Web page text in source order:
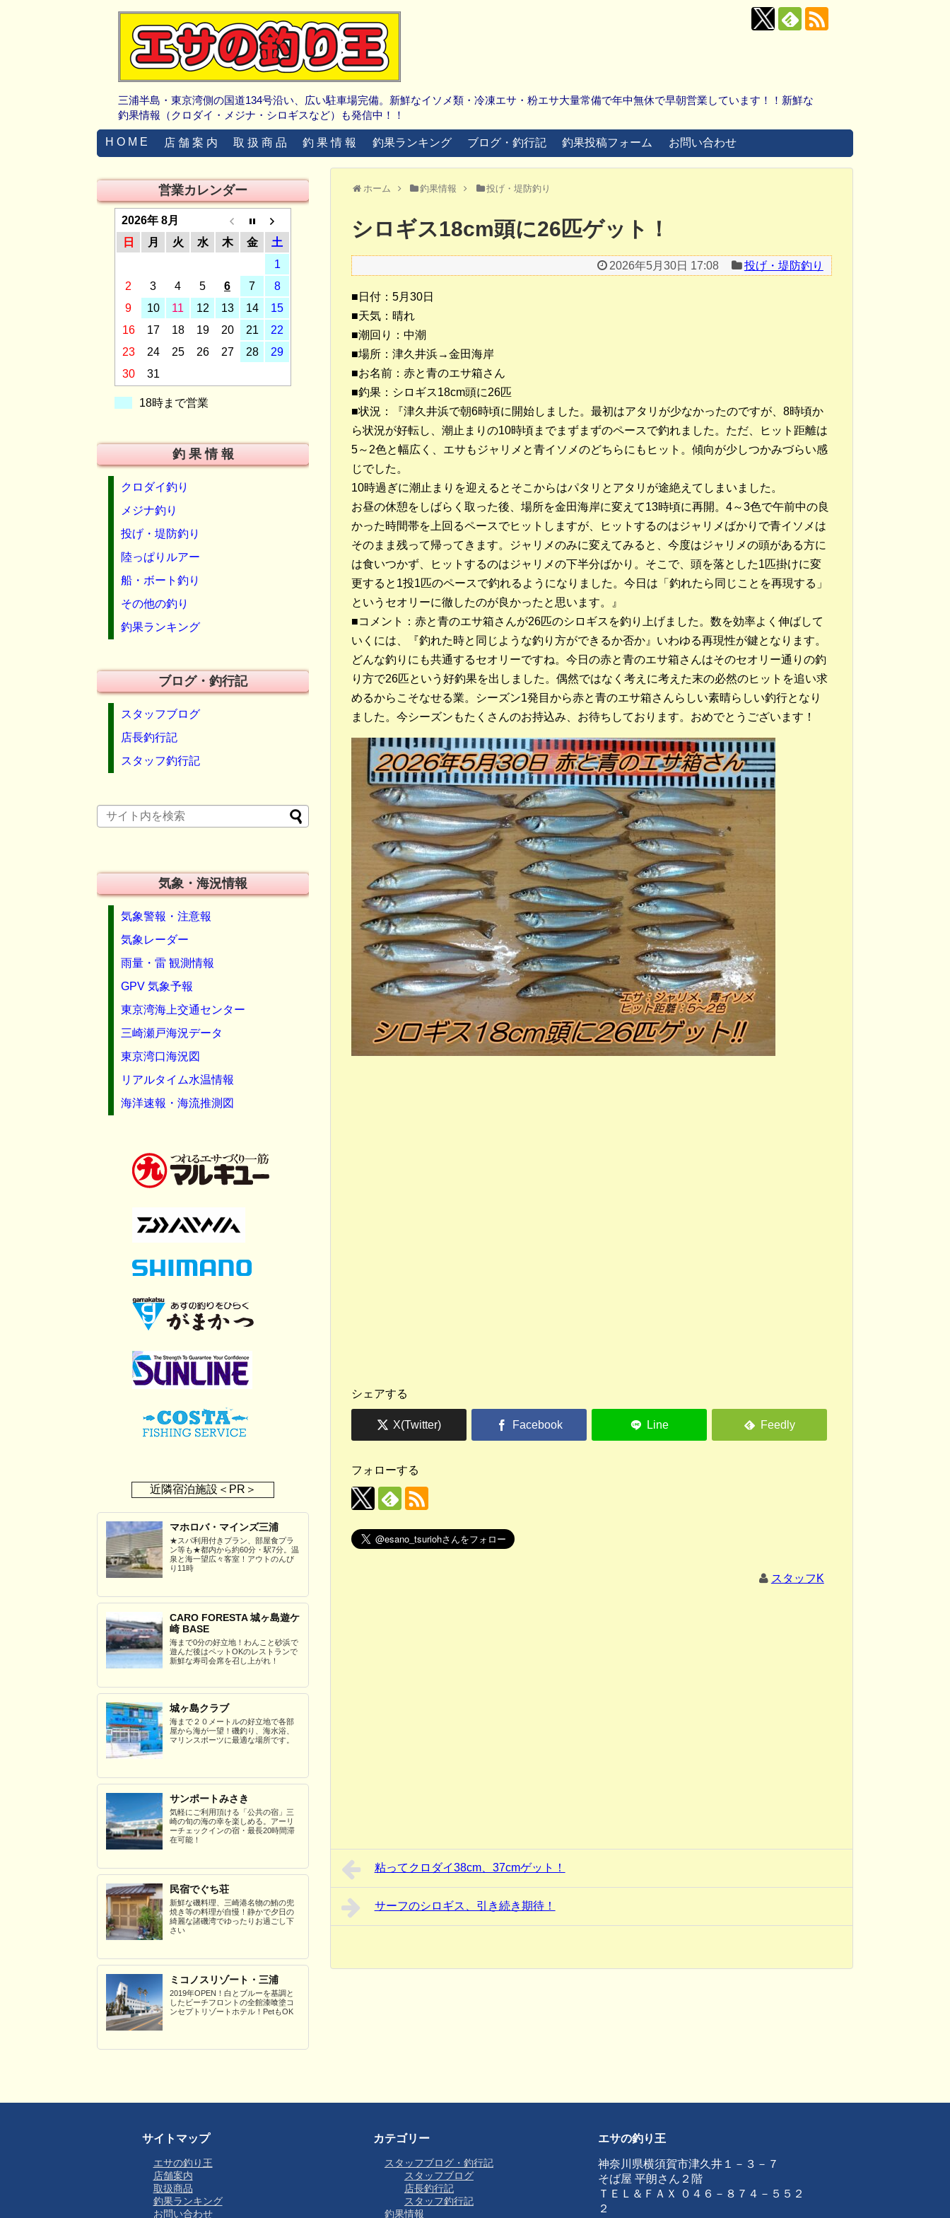
三浦半島・東京湾側の国道134号沿い、広い駐車場完備。新鮮なイソメ類・冷凍エサ・粉エサ大量常備で年中無休で早朝営業しています！！新鮮な
釣果情報（クロダイ・メジナ・シロギスなど）も発信中！！
H O M E 店 舗 案 内 取 扱 商 品 釣 果 情 報 釣果ランキング ブログ・釣行記 釣果投稿フォーム お問い合わせ
ホーム 釣果情報 投げ・堤防釣り
シロギス18cm頭に26匹ゲット！
2026年5月30日 17:08 投げ・堤防釣り
■日付：5月30日
■天気：晴れ
■潮回り：中潮
■場所：津久井浜→金田海岸
■お名前：赤と青のエサ箱さん
■釣果：シロギス18cm頭に26匹
■状況：『津久井浜で朝6時頃に開始しました。最初はアタリが少なかったのですが、8時頃か
ら状況が好転し、潮止まりの10時頃までまずまずのペースで釣れました。ただ、ヒット距離は
5～2色と幅広く、エサもジャリメと青イソメのどちらにもヒット。傾向が少しつかみづらい感
じでした。
10時過ぎに潮止まりを迎えるとそこからはパタリとアタリが途絶えてしまいました。
お昼の休憩をしばらく取った後、場所を金田海岸に変えて13時頃に再開。4～3色で午前中の良
かった時間帯を上回るペースでヒットしますが、ヒットするのはジャリメばかりで青イソメは
そのまま残って帰ってきます。ジャリメのみに変えてみると、今度はジャリメの頭がある方に
は食いつかず、ヒットするのはジャリメの下半分ばかり。そこで、頭を落とした1匹掛けに変
更すると1投1匹のペースで釣れるようになりました。今日は「釣れたら同じことを再現する」
というセオリーに徹したのが良かったと思います。』
■コメント：赤と青のエサ箱さんが26匹のシロギスを釣り上げました。数を効率よく伸ばして
いくには、『釣れた時と同じような釣り方ができるか否か』いわゆる再現性が鍵となります。
どんな釣りにも共通するセオリーですね。今日の赤と青のエサ箱さんはそのセオリー通りの釣
り方で26匹という好釣果を出しました。偶然ではなく考えに考えた末の必然のヒットを追い求
めるからこそなせる業。シーズン1発目から赤と青のエサ箱さんらしい素晴らしい釣行となり
ました。今シーズンもたくさんのお持込み、お待ちしております。おめでとうございます！
シェアする
フォローする
スタッフK
粘ってクロダイ38cm、37cmゲット！
サーフのシロギス、引き続き期待！
営業カレンダー
2026年 8月
日
月 火 水 木 金
土
1
2
3 4 5 6 7
8
9
10 11 12 13 14
15
16
17 18 19 20 21
22
23
24 25 26 27 28
29
30
31
18時まで営業
釣 果 情 報
クロダイ釣り
メジナ釣り
投げ・堤防釣り
陸っぱりルアー
船・ボート釣り
その他の釣り
釣果ランキング
ブログ・釣行記
スタッフブログ
店長釣行記
スタッフ釣行記
気象・海況情報
気象警報・注意報
気象レーダー
雨量・雷 観測情報
GPV 気象予報
東京湾海上交通センター
三崎瀬戸海況データ
東京湾口海況図
リアルタイム水温情報
海洋速報・海流推測図
近隣宿泊施設＜PR＞
マホロバ・マインズ三浦
★スパ利用付きプラン、部屋食プラ
ン等も★都内から約60分・駅7分。温
泉と海一望広々客室！アウトのんび
り11時
CARO FORESTA 城ヶ島遊ケ
崎 BASE
海まで0分の好立地！わんこと砂浜で
遊んだ後はペットOKのレストランで
新鮮な寿司会席を召し上がれ！
城ヶ島クラブ
海まで２０メートルの好立地で各部
屋から海が一望！磯釣り、海水浴、
マリンスポーツに最適な場所です。
サンポートみさき
気軽にご利用頂ける「公共の宿」三
崎の旬の海の幸を楽しめる。アーリ
ーチェックインの宿・最長20時間滞
在可能！
民宿でぐち荘
新鮮な磯料理、三崎港名物の鮪の兜
焼き等の料理が自慢！静かで夕日の
綺麗な諸磯湾でゆったりお過ごし下
さい
ミコノスリゾート・三浦
2019年OPEN！白とブルーを基調と
したビーチフロントの全館漆喰塗コ
ンセプトリゾートホテル！PetもOK
サイトマップ
エサの釣り王
店舗案内
取扱商品
釣果ランキング
お問い合わせ
カテゴリー
スタッフブログ・釣行記
スタッフブログ
店長釣行記
スタッフ釣行記
釣果情報
エサの釣り王
神奈川県横須賀市津久井１－３－７
そば屋 平朗さん２階
ＴＥＬ＆ＦＡＸ ０４６－８７４－５５２
２